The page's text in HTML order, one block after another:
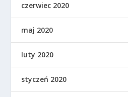
czerwiec 2020
maj 2020
luty 2020
styczeń 2020